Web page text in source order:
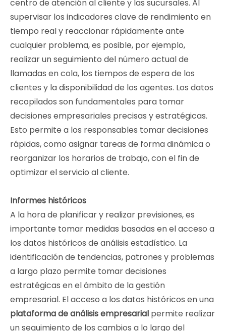
centro de atención al cliente y las sucursales. Al
supervisar los indicadores clave de rendimiento en
tiempo real y reaccionar rápidamente ante
cualquier problema, es posible, por ejemplo,
realizar un seguimiento del número actual de
llamadas en cola, los tiempos de espera de los
clientes y la disponibilidad de los agentes. Los datos
recopilados son fundamentales para tomar
decisiones empresariales precisas y estratégicas.
Esto permite a los responsables tomar decisiones
rápidas, como asignar tareas de forma dinámica o
reorganizar los horarios de trabajo, con el fin de
optimizar el servicio al cliente.
Informes históricos
A la hora de planificar y realizar previsiones, es
importante tomar medidas basadas en el acceso a
los datos históricos de análisis estadístico. La
identificación de tendencias, patrones y problemas
a largo plazo permite tomar decisiones
estratégicas en el ámbito de la gestión
empresarial. El acceso a los datos históricos en una
plataforma de análisis empresarial permite realizar
un seguimiento de los cambios a lo largo del